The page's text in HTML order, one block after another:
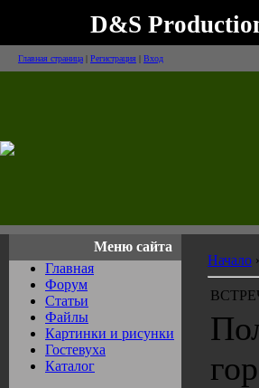
D&S
Главная страница | Регистрация | Вход
Меню сайта
Главная
Форум
Статьи
Файлы
Картинки и рисунки
Гостевуха
Каталог
Начало